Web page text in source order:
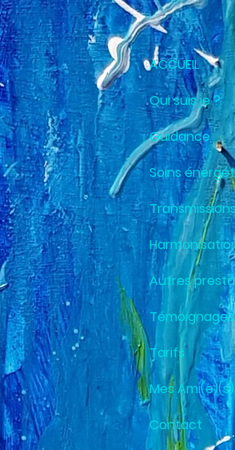
Retrouvez Nicole BARBIERO sur Resalib : annuaire,
ACCUEIL
Qui suis je ?
Guidance
Soins
Transmissions
Autres
Témoignages
Tarifs
Mes
Contact